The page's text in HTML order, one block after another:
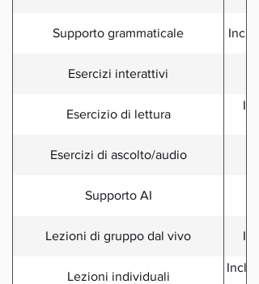
Supporto grammaticale
Esercizi interattivi
Esercizio di lettura
Esercizi di ascolto/audio
Supporto AI
Lezioni di gruppo dal vivo
Lezioni individuali